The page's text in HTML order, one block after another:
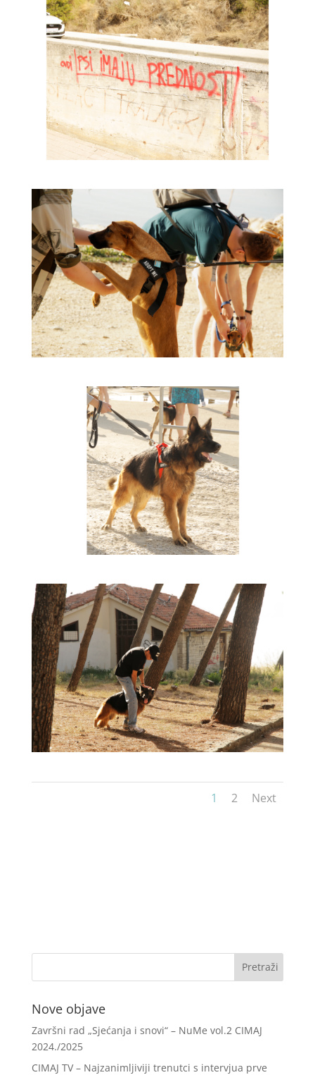
1 2 Next
Nove objave
Završni rad „Sjećanja i snovi“ – NuMe vol.2 CIMAJ
2024./2025
CIMAJ TV – Najzanimljiviji trenutci s intervjua prve